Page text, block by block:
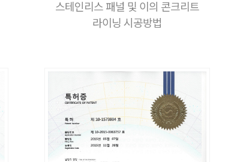
스테인리스 패널 및 이의 콘크리트
라이닝 시공방법